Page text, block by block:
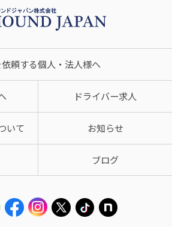
頼する個人・法人様へ
ドライバー求人
いて お知らせ
ブログ